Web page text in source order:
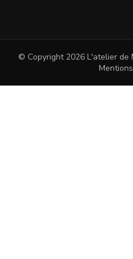
© Copyright 2026 L'atelier de